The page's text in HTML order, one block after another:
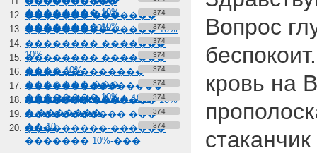
�������� 10%
������� ���
�������� 10%
������� �������
������� 10%
374
��������� ����� 10%
374
�������� �������
10%
374
�������� �������
���� 10%
374
�������������
������� ���
�������� 10%
374
���������������
��� �������� 10%
374
������� ������� 10%
� �������
374
����������� ���
��-10
374
���������-������
������� 10%-���
374
Вопрос
кровь на